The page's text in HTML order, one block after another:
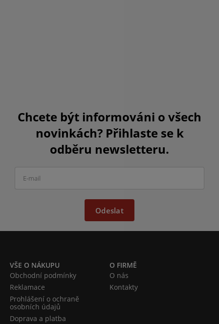
Chcete být informováni o všech
novinkách? Přihlaste se k
odběru newsletteru.
Odeslat
VŠE O NÁKUPU
Obchodní podmínky
Reklamace
Prohlášení o ochraně
osobních údajů
Doprava a platba
O FIRMĚ
O nás
Kontakty